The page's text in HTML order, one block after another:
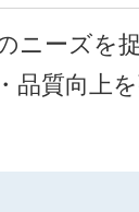
ニーズを
品質向上